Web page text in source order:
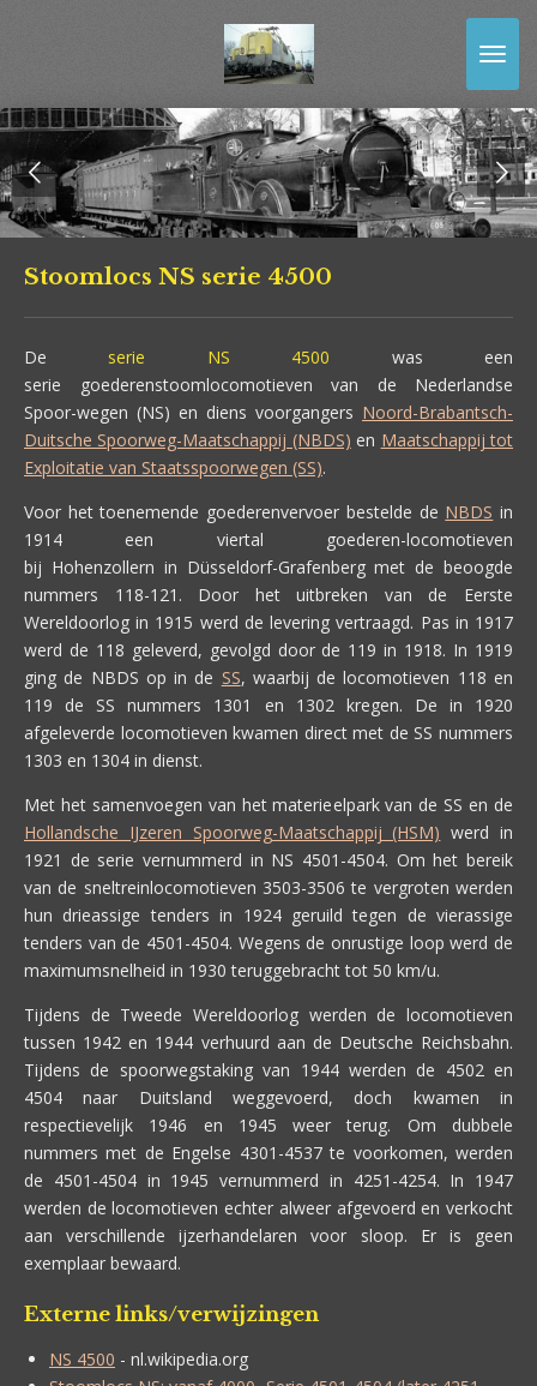
de
hoofdinhoud
Stoomlocs NS serie 4500
De serie NS 4500 was een
serie goederenstoomlocomotieven van de Nederlandse
Spoor-wegen (NS) en diens voorgangers Noord-Brabantsch-
Duitsche Spoorweg-Maatschappij (NBDS) en Maatschappij tot
Exploitatie van Staatsspoorwegen (SS).
Voor het toenemende goederenvervoer bestelde de NBDS in
1914 een viertal goederen-locomotieven
bij Hohenzollern in Düsseldorf-Grafenberg met de beoogde
nummers 118-121. Door het uitbreken van de Eerste
Wereldoorlog in 1915 werd de levering vertraagd. Pas in 1917
werd de 118 geleverd, gevolgd door de 119 in 1918. In 1919
ging de NBDS op in de SS, waarbij de locomotieven 118 en
119 de SS nummers 1301 en 1302 kregen. De in 1920
afgeleverde locomotieven kwamen direct met de SS nummers
1303 en 1304 in dienst.
Met het samenvoegen van het materieelpark van de SS en de
Hollandsche IJzeren Spoorweg-Maatschappij (HSM) werd in
1921 de serie vernummerd in NS 4501-4504. Om het bereik
van de sneltreinlocomotieven 3503-3506 te vergroten werden
hun drieassige tenders in 1924 geruild tegen de vierassige
tenders van de 4501-4504. Wegens de onrustige loop werd de
maximumsnelheid in 1930 teruggebracht tot 50 km/u.
Tijdens de Tweede Wereldoorlog werden de locomotieven
tussen 1942 en 1944 verhuurd aan de Deutsche Reichsbahn.
Tijdens de spoorwegstaking van 1944 werden de 4502 en
4504 naar Duitsland weggevoerd, doch kwamen in
respectievelijk 1946 en 1945 weer terug. Om dubbele
nummers met de Engelse 4301-4537 te voorkomen, werden
de 4501-4504 in 1945 vernummerd in 4251-4254. In 1947
werden de locomotieven echter alweer afgevoerd en verkocht
aan verschillende ijzerhandelaren voor sloop. Er is geen
exemplaar bewaard.
Externe links/verwijzingen
NS 4500 - nl.wikipedia.org